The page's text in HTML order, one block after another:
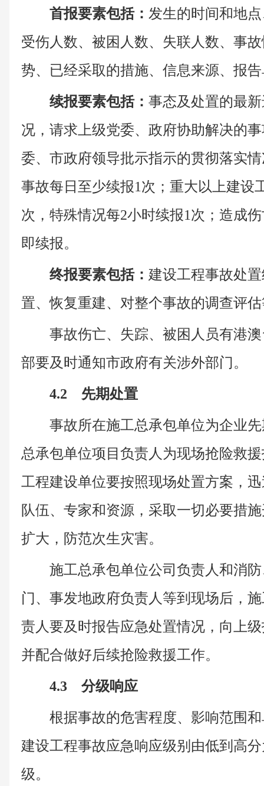
首报要素包括： 发生的时间和地
受伤人数、被困人数、失联人数、事
势、已经采取的措施、信息来源、报
续报要素包括： 事态及处置的最
况，请求上级党委、政府协助解决的
委、市政府领导批示指示的贯彻落实
事故每日至少续报1次；重大以上建设
次，特殊情况每2小时续报1次；造成
即续报。
终报要素包括： 建设工程事故处
置、恢复重建、对整个事故的调查评
事故伤亡、失踪、被困人员有港
部要及时通知市政府有关涉外部门。
4.2 先期处置
事故所在施工总承包单位为企业
总承包单位项目负责人为现场抢险救
工程建设单位要按照现场处置方案，
队伍、专家和资源，采取一切必要措
扩大，防范次生灾害。
施工总承包单位公司负责人和消
门、事发地政府负责人等到现场后，
责人要及时报告应急处置情况，向上
并配合做好后续抢险救援工作。
4.3 分级响应
根据事故的危害程度、影响范围
建设工程事故应急响应级别由低到高
级。